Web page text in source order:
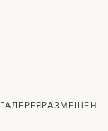
ГАЛЕРЕЯ